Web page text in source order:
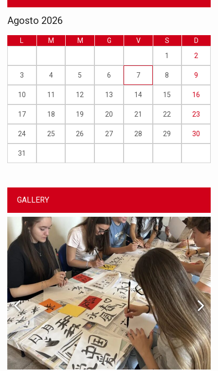
Agosto 2026
L M M G V S
D
1
2
3 4 5 6 7 8 9
10 11 12 13 14 15 16
17 18 19 20 21 22 23
24 25 26 27 28 29 30
31
GALLERY